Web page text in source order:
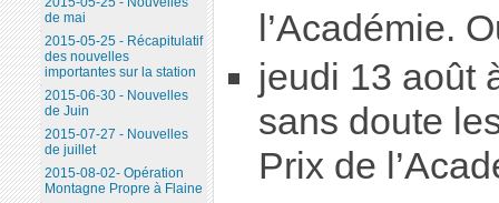
l’Académie.
jeudi 13 août
sans doute
Prix de
de mai
2015-05-25 - Récapitulatif
des nouvelles
importantes sur la station
2015-06-30 - Nouvelles
de Juin
2015-07-27 - Nouvelles
de juillet
2015-08-02- Opération
Montagne Propre à Flaine